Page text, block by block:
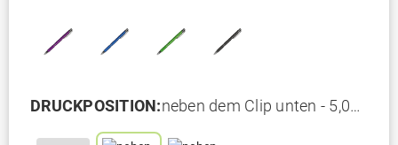
DRUCKPOSITION:neben dem Clip unten - 5,00